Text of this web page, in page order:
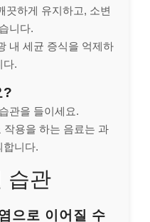
끗하게 유지하고, 소변
니다.
내 세균 증식을 억제하
다.
?
관을 들이세요.
작용을 하는 음료는 과
합니다.
습관
으로 이어질 수